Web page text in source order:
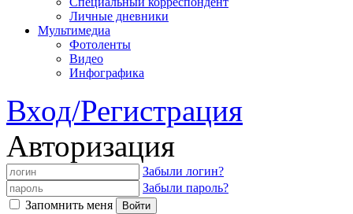
Личные дневники
Мультимедиа
Фотоленты
Видео
Инфографика
Вход/Регистрация
Авторизация
Забыли логин?
Забыли пароль?
Запомнить меня